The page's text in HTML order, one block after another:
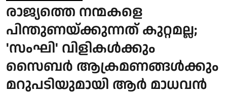
രാജ്യത്തെ നന്മകളെ
പിന്തുണയ്ക്കുന്നത് കുറ്റമല്ല;
'സംഘി' വിളികൾക്കും
സൈബർ ആക്രമണങ്ങൾക്കും
മറുപടിയുമായി ആർ മാധവൻ